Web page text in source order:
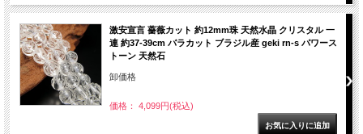
激安宣言 薔薇カット 約12mm珠 天然水晶 クリスタル 一
連 約37-39cm バラカット ブラジル産 geki rn-s パワース
トーン 天然石
卸価格
価格： 4,099円(税込)